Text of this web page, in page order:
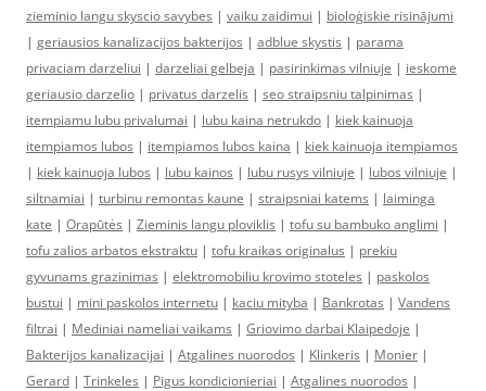
zieminio langu skyscio savybes | vaiku zaidimui | bioloģiskie risinājumi
| geriausios kanalizacijos bakterijos | adblue skystis | parama
privaciam darzeliui | darzeliai gelbeja | pasirinkimas vilniuje | ieskome
geriausio darzelio | privatus darzelis | seo straipsniu talpinimas |
itempiamu lubu privalumai | lubu kaina netrukdo | kiek kainuoja
itempiamos lubos | itempiamos lubos kaina | kiek kainuoja itempiamos
| kiek kainuoja lubos | lubu kainos | lubu rusys vilniuje | lubos vilniuje |
siltnamiai | turbinu remontas kaune | straipsniai katems | laiminga
kate | Orapūtės | Zieminis langu ploviklis | tofu su bambuko anglimi |
tofu zalios arbatos ekstraktu | tofu kraikas originalus | prekiu
gyvunams grazinimas | elektromobiliu krovimo stoteles | paskolos
bustui | mini paskolos internetu | kaciu mityba | Bankrotas | Vandens
filtrai | Mediniai nameliai vaikams | Griovimo darbai Klaipedoje |
Bakterijos kanalizacijai | Atgalines nuorodos | Klinkeris | Monier |
Gerard | Trinkeles | Pigus kondicionieriai | Atgalines nuorodos |